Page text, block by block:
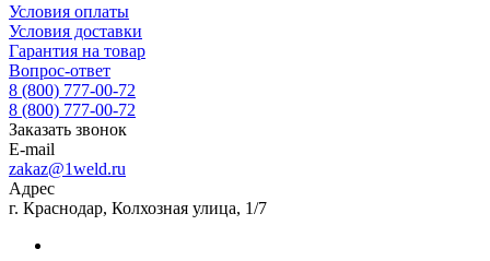
Условия оплаты
Условия доставки
Гарантия на товар
Вопрос-ответ
8 (800) 777-00-72
8 (800) 777-00-72
Заказать звонок
E-mail
zakaz@1weld.ru
Адрес
г. Краснодар, Колхозная улица, 1/7